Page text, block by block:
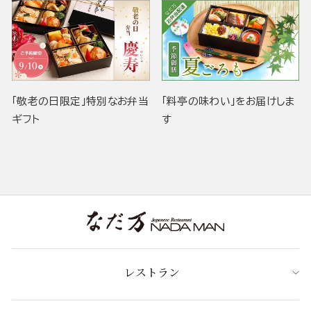
「敬老の日限定」特別なお弁当
ギフト
「料亭の味わい」をお届けしま
す
レストラン